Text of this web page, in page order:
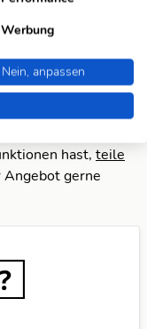
Schüttelrätsel,
und
Suchfunktionen
hast, teile
gerne
Werbung
Nein, anpassen